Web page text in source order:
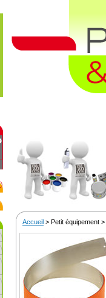
Accueil > Petit équipement >